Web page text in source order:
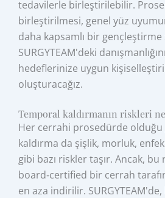
tedavilerle birleştirilebilir.
birleştirilmesi, genel yüz
daha kapsamlı bir
SURGYTEAM'deki
hedeflerinize uygun
oluşturacağız.
Temporal kaldırmanın riskleri
Her cerrahi prosedürde olduğu
kaldırma da şişlik, morluk,
gibi bazı riskler taşır. Ancak,
board‑certified bir cerrah
en aza indirilir.